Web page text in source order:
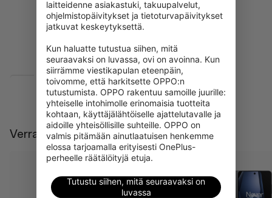
AI Unblur
AI Reflection Eraser
AI Notes
50MP Wide Camera
50MP Ultra Wide Camera
3X Triprism
Kestävyys
IP68
IP69
Ceramic Guard
Näytä lisää
Verrata
laitteidenne asiakastuki, takuupalvelut,
ohjelmistopäivitykset ja tietoturvapäivitykset
jatkuvat keskeytyksettä.
Kun haluatte tutustua siihen, mitä
seuraavaksi on luvassa, ovi on avoinna. Kun
siirrämme viestikapulan eteenpäin,
toivomme, että harkitsette OPPO:n
tutustumista. OPPO rakentuu samoille juurille:
yhteiselle intohimolle erinomaisia tuotteita
kohtaan, käyttäjälähtöiselle ajattelutavalle ja
aidoille yhteisöllisille suhteille. OPPO on
valmis pitämään ainutlaatuisen henkemme
elossa tarjoamalla erityisesti OnePlus-
perheelle räätälöityjä etuja.
Tutustu siihen, mitä seuraavaksi on
luvassa